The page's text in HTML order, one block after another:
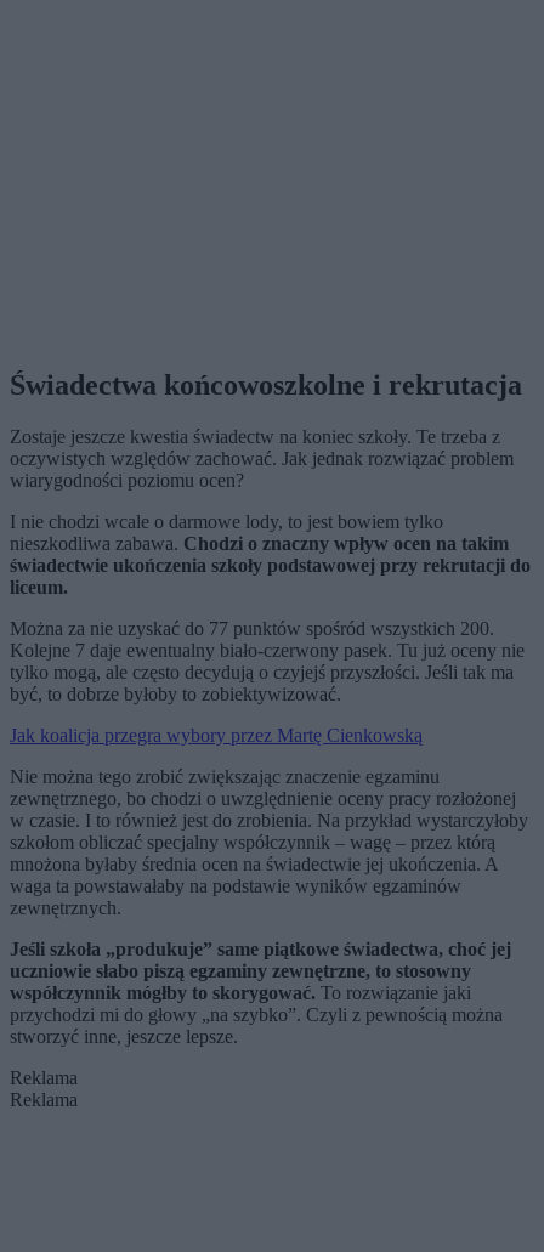
Świadectwa końcowoszkolne i rekrutacja
Zostaje jeszcze kwestia świadectw na koniec szkoły. Te trzeba z
oczywistych względów zachować. Jak jednak rozwiązać problem
wiarygodności poziomu ocen?
I nie chodzi wcale o darmowe lody, to jest bowiem tylko
nieszkodliwa zabawa. Chodzi o znaczny wpływ ocen na takim
świadectwie ukończenia szkoły podstawowej przy rekrutacji do
liceum.
Można za nie uzyskać do 77 punktów spośród wszystkich 200.
Kolejne 7 daje ewentualny biało-czerwony pasek. Tu już oceny nie
tylko mogą, ale często decydują o czyjejś przyszłości. Jeśli tak ma
być, to dobrze byłoby to zobiektywizować.
Jak koalicja przegra wybory przez Martę Cienkowską
Nie można tego zrobić zwiększając znaczenie egzaminu
zewnętrznego, bo chodzi o uwzględnienie oceny pracy rozłożonej
w czasie. I to również jest do zrobienia. Na przykład wystarczyłoby
szkołom obliczać specjalny współczynnik – wagę – przez którą
mnożona byłaby średnia ocen na świadectwie jej ukończenia. A
waga ta powstawałaby na podstawie wyników egzaminów
zewnętrznych.
Jeśli szkoła „produkuje” same piątkowe świadectwa, choć jej
uczniowie słabo piszą egzaminy zewnętrzne, to stosowny
współczynnik mógłby to skorygować. To rozwiązanie jaki
przychodzi mi do głowy „na szybko”. Czyli z pewnością można
stworzyć inne, jeszcze lepsze.
Reklama
Reklama